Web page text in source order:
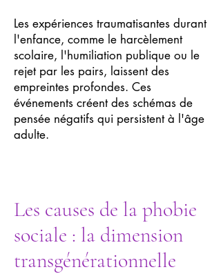
Les expériences traumatisantes durant
l'enfance, comme le harcèlement
scolaire, l'humiliation publique ou le
rejet par les pairs, laissent des
empreintes profondes. Ces
événements créent des schémas de
pensée négatifs qui persistent à l'âge
adulte.
Les causes de la phobie
sociale : la dimension
transgénérationnelle